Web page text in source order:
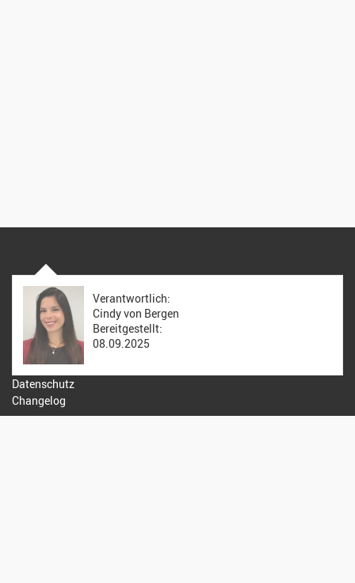
Verantwortlich:
Cindy von Bergen
Bereitgestellt:
08.09.2025
Datenschutz
Changelog